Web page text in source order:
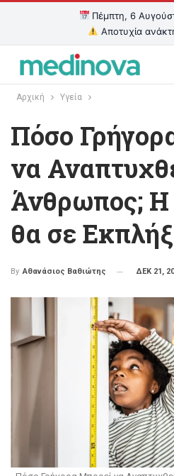
Πέμπτη, 6
Αποτυχία
Αρχική Υγεία
Πόσο
να
Άνθρωπος;
θα σε
By Αθανάσιος Βαθιώτης ΔΕΚ 21,